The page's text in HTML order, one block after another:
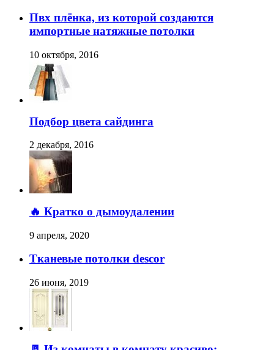
Пвх плёнка, из которой создаются
импортные натяжные потолки
10 октября, 2016
Подбор цвета сайдинга
2 декабря, 2016
🔥 Кратко о дымоудалении
9 апреля, 2020
Тканевые потолки descor
26 июня, 2019